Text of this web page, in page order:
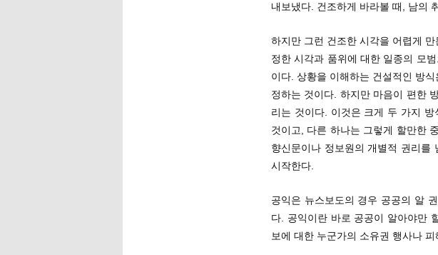
내보냈다. 건조하게 바라볼 때, 남의
하지만 그런 건조한 시각을 어렵게
정한 시각과 품위에 대한 일종의 모
이다. 상황을 이해하는 건설적인 방
정하는 것이다. 하지만 마음이 편한
리는 것이다. 이것은 크게 두 가지
것이고, 다른 하나는 그렇게 할만한
향신문이나 정보원의 개별적 권리를
시작한다.
공익은 뉴스보도의 경우 공공의 알
다. 공익이란 바로 공공이 알아야만
보에 대한 누군가의 소유권 행사나